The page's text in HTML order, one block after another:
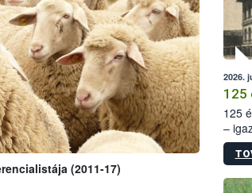
(2011-17)
2026.
125
125
–
15.